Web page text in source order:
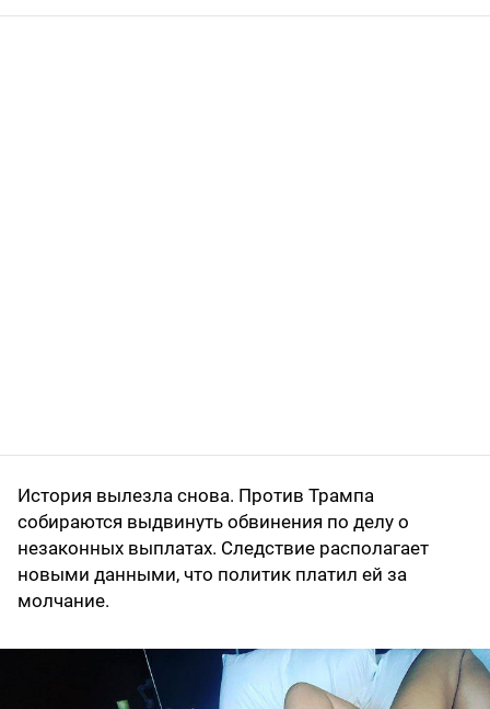
История вылезла снова. Против Трампа
собираются выдвинуть обвинения по делу о
незаконных выплатах. Следствие располагает
новыми данными, что политик платил ей за
молчание.